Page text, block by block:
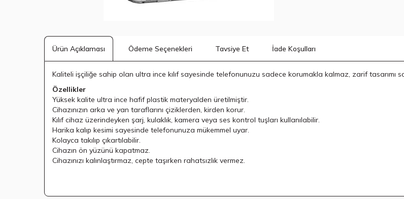
Ürün Açıklaması Ödeme Seçenekleri Tavsiye Et İade Koşulları
Kaliteli işçiliğe sahip olan ultra ince kılıf sayesinde telefonunuzu sadece korumakla kalmaz, zarif tasarımı
Özellikler
Yüksek kalite ultra ince hafif plastik materyalden üretilmiştir.
Cihazınızın arka ve yan taraflarını çiziklerden, kirden korur.
Kılıf cihaz üzerindeyken şarj, kulaklık, kamera veya ses kontrol tuşları kullanılabilir.
Harika kalıp kesimi sayesinde telefonunuza mükemmel uyar.
Kolayca takılıp çıkartılabilir.
Cihazın ön yüzünü kapatmaz.
Cihazınızı kalınlaştırmaz, cepte taşırken rahatsızlık vermez.